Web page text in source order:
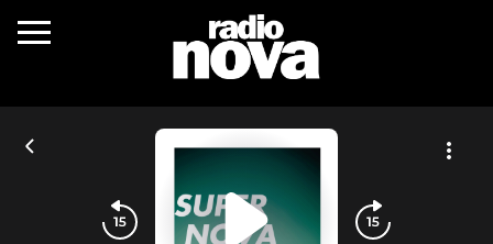
c’était quoi ?
podcasts